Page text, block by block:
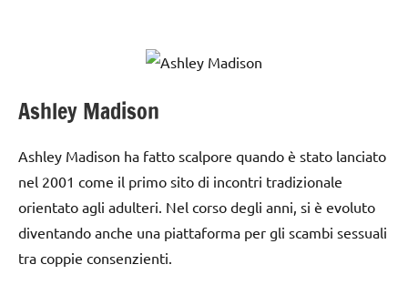
Ashley Madison
Ashley Madison ha fatto scalpore quando è stato lanciato
nel 2001 come il primo sito di incontri tradizionale
orientato agli adulteri. Nel corso degli anni, si è evoluto
diventando anche una piattaforma per gli scambi sessuali
tra coppie consenzienti.